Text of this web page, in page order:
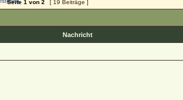
Seite 1 von 2 [ 19 Beiträge ]
Nachricht